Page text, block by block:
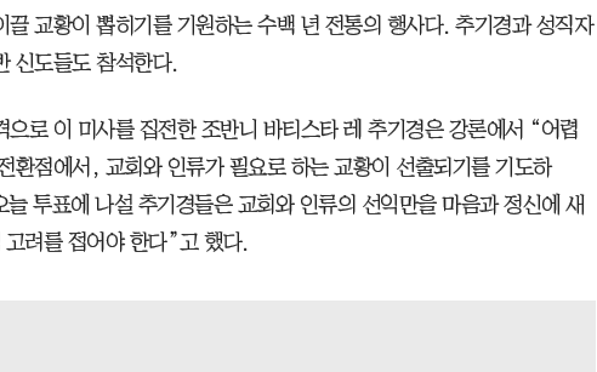
끌 교황이 뽑히기를 기원하는 수백 년 전통의 행사다. 추기경과 성직자
신도들도 참석한다.
으로 이 미사를 집전한 조반니 바티스타 레 추기경은 강론에서 “어렵
환점에서, 교회와 인류가 필요로 하는 교황이 선출되기를 기도하
투표에 나설 추기경들은 교회와 인류의 선익만을 마음과 정신에 새
려를 접어야 한다”고 했다.